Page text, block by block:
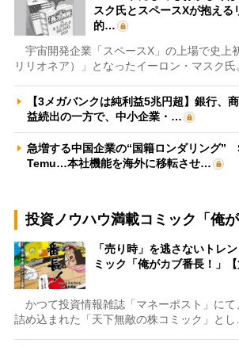
スク氏とスペースXが抱える
的…
宇宙開発企業「スペースX」の上場で史上
リリオネア）」となったイーロン・マスク氏
【3メガバンクは純利益5兆円超】銀行、
益続出の一方で、中小企業・…
急増する中国企業の“国籍ロンダリング”
Temu…本社機能を海外に移転させ…
投資ノウハウ満載コミック「俺が
「売り時」を逃さないトレ
ミック「俺がカブ番長！」【
かつて投資情報雑誌「マネーポスト」にて
詰め込まれた「天下無敵の株コミック」とし